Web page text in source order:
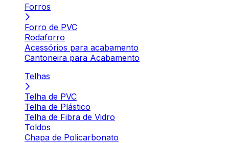
Forros
Forro de PVC
Rodaforro
Acessórios para acabamento
Cantoneira para Acabamento
Telhas
Telha de PVC
Telha de Plástico
Telha de Fibra de Vidro
Toldos
Chapa de Policarbonato